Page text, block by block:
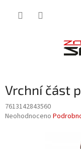
Vrchní část
7613142843560
Průměrné
Neohodnoceno